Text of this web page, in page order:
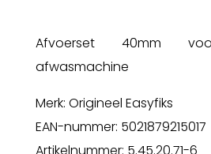
Afvoerset 40mm
afwasmachine
Merk: Origineel Easyfiks
EAN-nummer: 5021879215017